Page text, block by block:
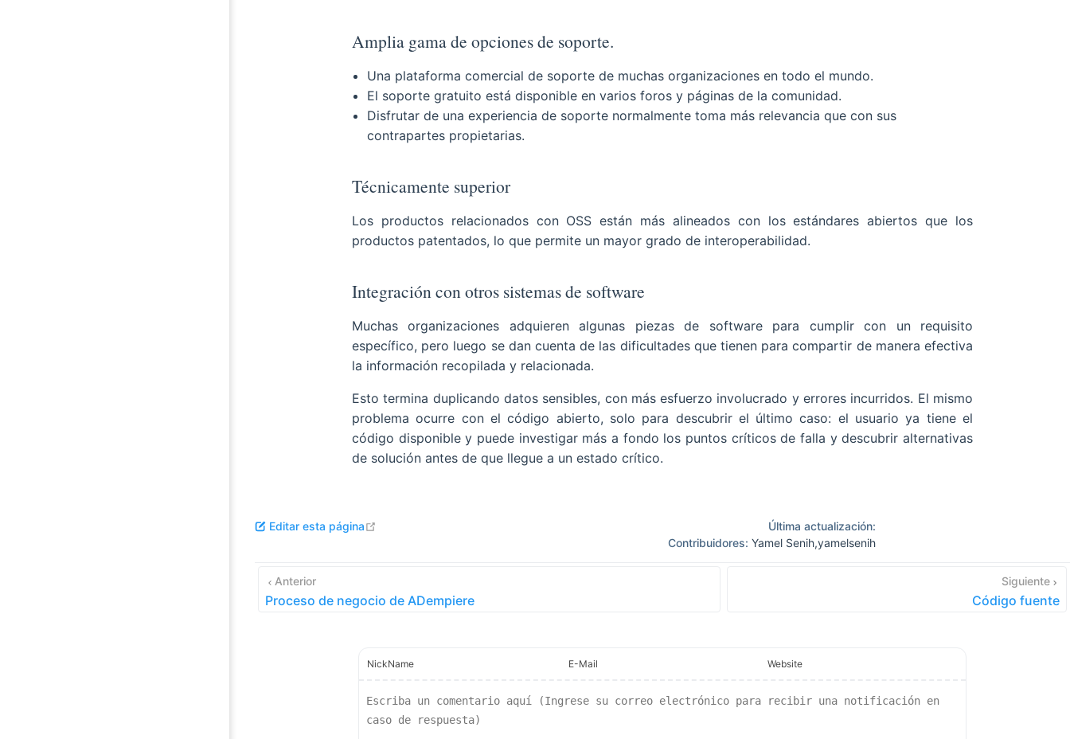
Amplia gama de opciones de soporte.
Una plataforma comercial de soporte de muchas organizaciones en todo el mundo.
El soporte gratuito está disponible en varios foros y páginas de la comunidad.
Disfrutar de una experiencia de soporte normalmente toma más relevancia que con sus
contrapartes propietarias.
Técnicamente superior
Los productos relacionados con OSS están más alineados con los estándares abiertos que los
productos patentados, lo que permite un mayor grado de interoperabilidad.
Integración con otros sistemas de software
Muchas organizaciones adquieren algunas piezas de software para cumplir con un requisito
específico, pero luego se dan cuenta de las dificultades que tienen para compartir de manera efectiva
la información recopilada y relacionada.
Esto termina duplicando datos sensibles, con más esfuerzo involucrado y errores incurridos. El mismo
problema ocurre con el código abierto, solo para descubrir el último caso: el usuario ya tiene el
código disponible y puede investigar más a fondo los puntos críticos de falla y descubrir alternativas
de solución antes de que llegue a un estado crítico.
Editar esta página
Última actualización:
Contribuidores: Yamel Senih,yamelsenih
Anterior
Proceso de negocio de ADempiere
Siguiente
Código fuente
NickName E-Mail Website